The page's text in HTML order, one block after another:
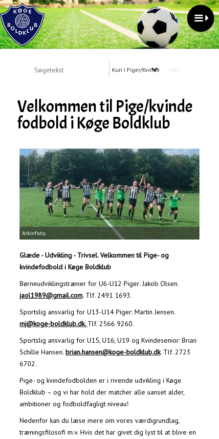
Kun i Piger/Kvinder
Velkommen til Pige/kvinde
fodbold i Køge Boldklub
Arkivfoto.
Glæde - Udvikling - Trivsel.Velkommen til Pige- og
kvindefodbold i Køge Boldklub
Børneudviklingstræner for U6-U12 Piger: Jakob Olsen.
jaol1989@gmail.com. Tlf. 2491 1693.
Sportslig ansvarlig for U13-U14 Piger: Martin Jensen.
mj@koge-boldklub.dk. Tlf. 2566 9260.
Sportslig ansvarlig for U15, U16, U19 og Kvindesenior: Brian
Schille Hansen. brian.hansen@koge-boldklub.dk. Tlf. 2723
6702.
Pige- og kvindefodbolden er i rivende udvikling i Køge
Boldklub – og vi har hold der matcher alle uanset alder,
ambitioner og fodboldfagligt niveau!
Nedenfor kan du læse mere om vores værdigrundlag,
træningsfilosofi m.v. Hvis det har givet dig lyst til at blive en